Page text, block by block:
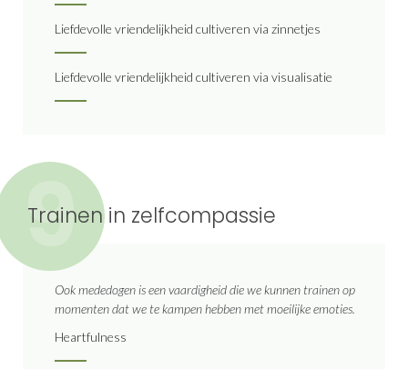
Liefdevolle vriendelijkheid cultiveren via zinnetjes
Liefdevolle vriendelijkheid cultiveren via visualisatie
9
Trainen in zelfcompassie
Ook mededogen is een vaardigheid die we kunnen trainen op
momenten dat we te kampen hebben met moeilijke emoties.
Heartfulness